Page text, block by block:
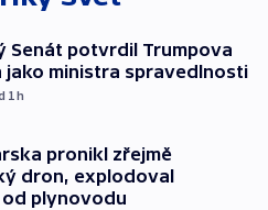
Senát potvrdil Trumpova
jako ministra spravedlnosti
1h
pronikl zřejmě
dron, explodoval
plynovodu